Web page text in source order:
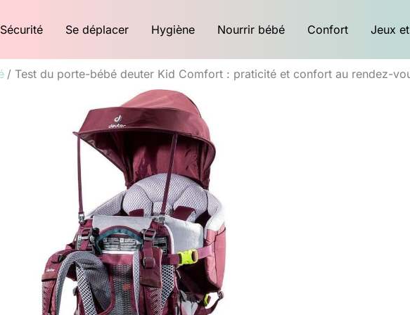
Sécurité Se déplacer Hygiène Nourrir bébé Confort Jeux
Test du porte-bébé deuter Kid Comfort : praticité et confort au rendez-